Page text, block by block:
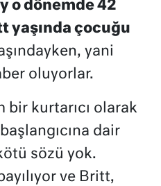
o dönemde 42
yaşında çocuğu
yani
oluyorlar.
bir kurtarıcı olarak
dair
sözü yok.
ve Britt,